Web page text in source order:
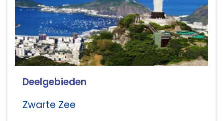
Deelgebieden
Zwarte Zee